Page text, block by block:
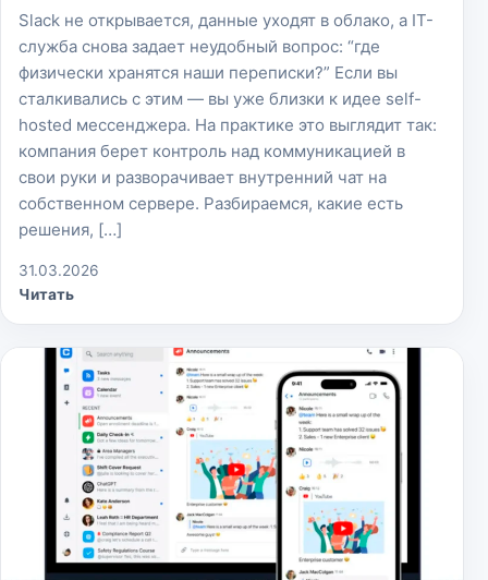
Slack не открывается, данные уходят в облако, а IT-
служба снова задает неудобный вопрос: “где
физически хранятся наши переписки?” Если вы
сталкивались с этим — вы уже близки к идее self-
hosted мессенджера. На практике это выглядит так:
компания берет контроль над коммуникацией в
свои руки и разворачивает внутренний чат на
собственном сервере. Разбираемся, какие есть
решения, […]
31.03.2026
Читать